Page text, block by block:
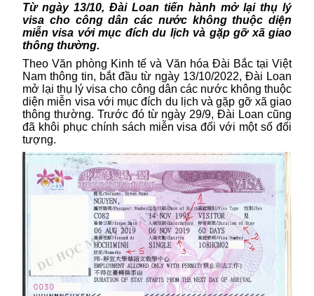
Từ ngày 13/10, Đài Loan tiến hành mở lại thụ lý
visa cho công dân các nước không thuộc diện
miễn visa với mục đích du lịch và gặp gỡ xã giao
thông thường.
Theo Văn phòng Kinh tế và Văn hóa Đài Bắc tại Việt
Nam thông tin, bắt đầu từ ngày 13/10/2022, Đài Loan
mở lại thụ lý visa cho công dân các nước không thuộc
diện miễn visa với mục đích du lịch và gặp gỡ xã giao
thông thường. Trước đó từ ngày 29/9, Đài Loan cũng
đã khôi phục chính sách miễn visa đối với một số đối
tượng.